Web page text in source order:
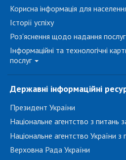
Корисна інформація для
Історії успіху
Роз'яснення щодо надання
Інформаційні та технологічні
послуг
Державні інформаційні
Президент України
Національне агентство з питань
Національне агентство України
Верховна Рада України